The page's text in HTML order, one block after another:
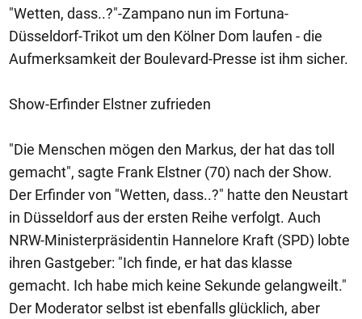
"Wetten, dass..?"-Zampano nun im Fortuna-
Düsseldorf-Trikot um den Kölner Dom laufen - die
Aufmerksamkeit der Boulevard-Presse ist ihm sicher.
Show-Erfinder Elstner zufrieden
"Die Menschen mögen den Markus, der hat das toll
gemacht", sagte Frank Elstner (70) nach der Show.
Der Erfinder von "Wetten, dass..?" hatte den Neustart
in Düsseldorf aus der ersten Reihe verfolgt. Auch
NRW-Ministerpräsidentin Hannelore Kraft (SPD) lobte
ihren Gastgeber: "Ich finde, er hat das klasse
gemacht. Ich habe mich keine Sekunde gelangweilt."
Der Moderator selbst ist ebenfalls glücklich, aber